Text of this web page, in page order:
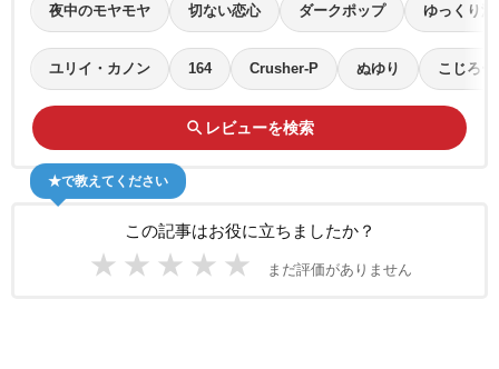
夜中のモヤモヤ 切ない恋心 ダークポップ ゆっくり泣
ユリイ・カノン 164 Crusher-P ぬゆり こじろー
search レビューを検索
この記事はお役に立ちましたか？
★ ★ ★ ★ ★ まだ評価がありません
★で教えてください